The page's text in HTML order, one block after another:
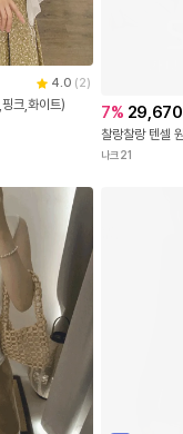
4.0 (2)
크,화이트) 7% 29,670
나크21